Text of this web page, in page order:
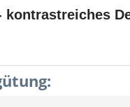
kontrastreiches